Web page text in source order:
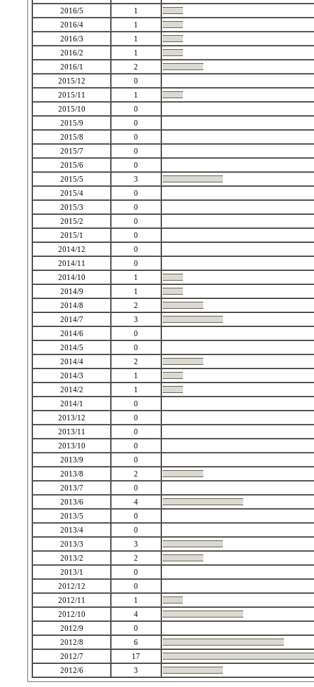
2016/5
1
2016/4
1
2016/3
1
2016/2
1
2016/1
2
2015/12
0
2015/11
1
2015/10
0
2015/9
0
2015/8
0
2015/7
0
2015/6
0
2015/5
3
2015/4
0
2015/3
0
2015/2
0
2015/1
0
2014/12
0
2014/11
0
2014/10
1
2014/9
1
2014/8
2
2014/7
3
2014/6
0
2014/5
0
2014/4
2
2014/3
1
2014/2
1
2014/1
0
2013/12
0
2013/11
0
2013/10
0
2013/9
0
2013/8
2
2013/7
0
2013/6
4
2013/5
0
2013/4
0
2013/3
3
2013/2
2
2013/1
0
2012/12
0
2012/11
1
2012/10
4
2012/9
0
2012/8
6
2012/7
17
2012/6
3